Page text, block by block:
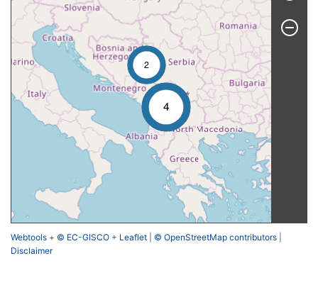
4
2
Webtools + © EC-GISCO + Leaflet © OpenStreetMap contributors
Disclaimer